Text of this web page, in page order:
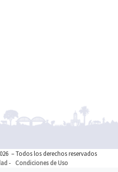
– Todos los derechos reservados
- Condiciones de Uso